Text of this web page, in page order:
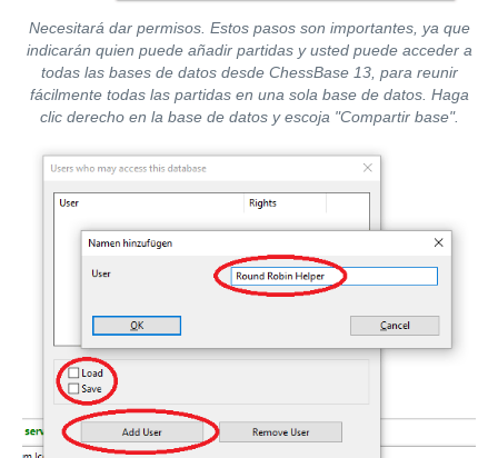
Necesitará dar permisos. Estos pasos son importantes, ya que
indicarán quien puede añadir partidas y usted puede acceder a
todas las bases de datos desde ChessBase 13, para reunir
fácilmente todas las partidas en una sola base de datos. Haga
clic derecho en la base de datos y escoja "Compartir base".